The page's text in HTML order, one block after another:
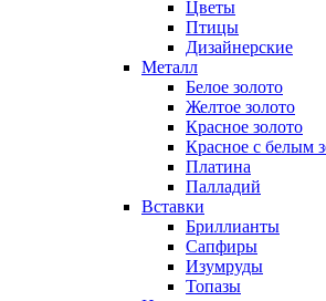
Цветы
Птицы
Дизайнерские
Металл
Белое золото
Желтое золото
Красное золото
Красное с белым
Платина
Палладий
Вставки
Бриллианты
Сапфиры
Изумруды
Топазы